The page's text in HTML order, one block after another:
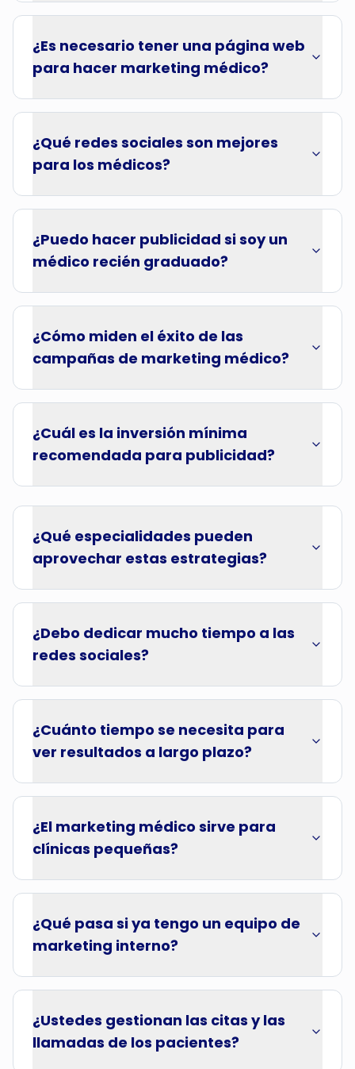
¿Es necesario tener una página web
para hacer marketing médico?
¿Qué redes sociales son mejores
para los médicos?
¿Puedo hacer publicidad si soy un
médico recién graduado?
¿Cómo miden el éxito de las
campañas de marketing médico?
¿Cuál es la inversión mínima
recomendada para publicidad?
¿Qué especialidades pueden
aprovechar estas estrategias?
¿Debo dedicar mucho tiempo a las
redes sociales?
¿Cuánto tiempo se necesita para
ver resultados a largo plazo?
¿El marketing médico sirve para
clínicas pequeñas?
¿Qué pasa si ya tengo un equipo de
marketing interno?
¿Ustedes gestionan las citas y las
llamadas de los pacientes?